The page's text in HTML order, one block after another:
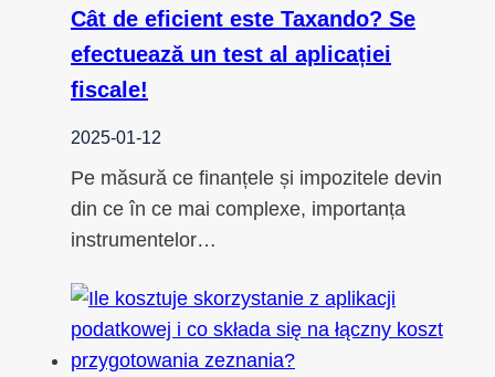
Cât de eficient este Taxando? Se
efectuează un test al aplicației
fiscale!
2025-01-12
Pe măsură ce finanțele și impozitele devin
din ce în ce mai complexe, importanța
instrumentelor…